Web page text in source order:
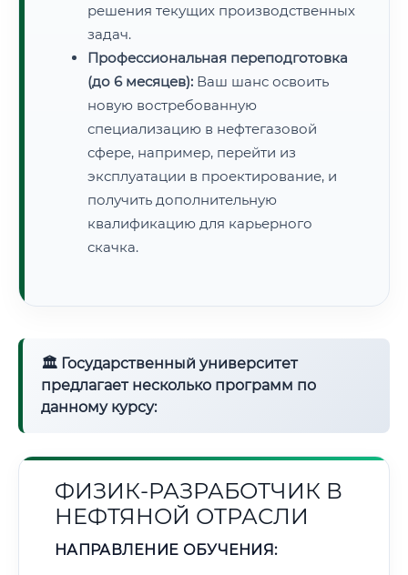
решения текущих производственных
задач.
Профессиональная переподготовка
(до 6 месяцев): Ваш шанс освоить
новую востребованную
специализацию в нефтегазовой
сфере, например, перейти из
эксплуатации в проектирование, и
получить дополнительную
квалификацию для карьерного
скачка.
🏛 Государственный университет
предлагает несколько программ по
данному курсу:
ФИЗИК-РАЗРАБОТЧИК В
НЕФТЯНОЙ ОТРАСЛИ
НАПРАВЛЕНИЕ ОБУЧЕНИЯ: